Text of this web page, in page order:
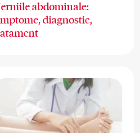
abdominale:
diagnostic,